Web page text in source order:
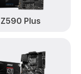
Z590 Plus